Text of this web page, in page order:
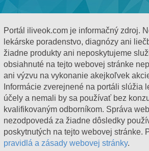
Portál iliveok.com je informačný zdroj.
lekárske poradenstvo, diagnózy ani
žiadne produkty ani neposkytujeme
obsiahnuté na tejto webovej stránke
ani výzvu na vykonanie akejkoľvek
Informácie zverejnené na portáli slúžia
účely a nemali by sa používať bez
kvalifikovaným odborníkom. Správa
nezodpovedá za žiadne dôsledky
poskytnutých na tejto webovej stránke.
pravidlá a zásady webovej stránky.